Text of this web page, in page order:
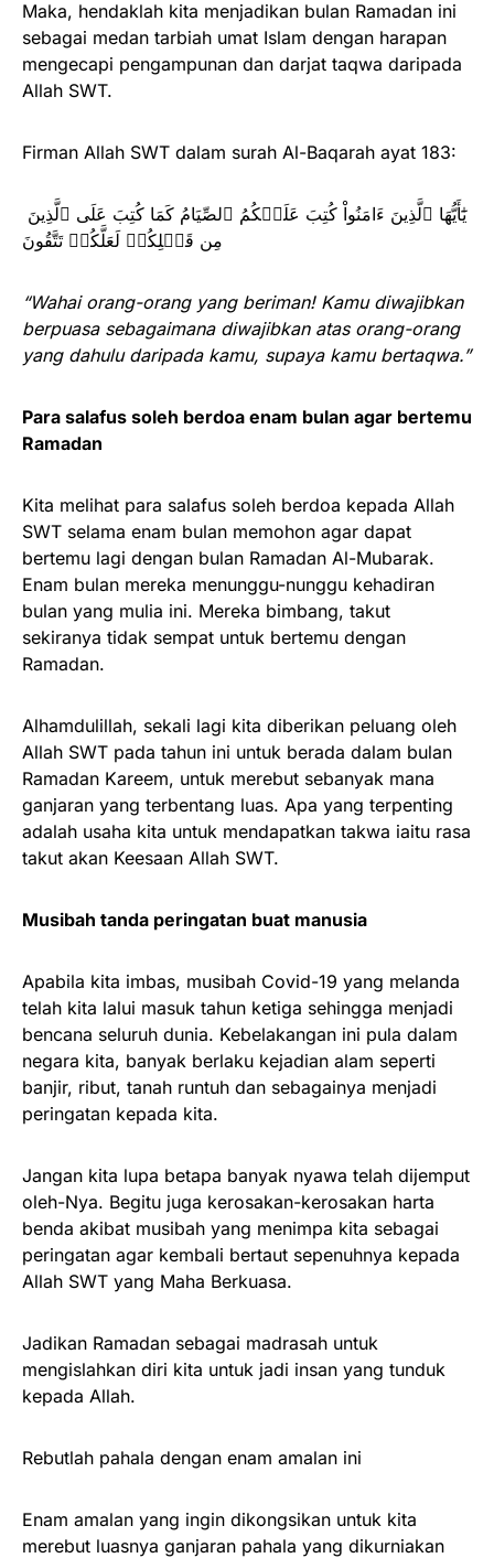
Maka, hendaklah kita menjadikan bulan Ramadan ini
sebagai medan tarbiah umat Islam dengan harapan
mengecapi pengampunan dan darjat taqwa daripada
Allah SWT.
Firman Allah SWT dalam surah Al-Baqarah ayat 183:
مِن قَبۡلِكُمۡ لَعَلَّكُمۡ تَتَّقُونَ
“Wahai orang-orang yang beriman! Kamu diwajibkan
berpuasa sebagaimana diwajibkan atas orang-orang
yang dahulu daripada kamu, supaya kamu bertaqwa.”
Para salafus soleh berdoa enam bulan agar bertemu
Ramadan
Kita melihat para salafus soleh berdoa kepada Allah
SWT selama enam bulan memohon agar dapat
bertemu lagi dengan bulan Ramadan Al-Mubarak.
Enam bulan mereka menunggu-nunggu kehadiran
bulan yang mulia ini. Mereka bimbang, takut
sekiranya tidak sempat untuk bertemu dengan
Ramadan.
Alhamdulillah, sekali lagi kita diberikan peluang oleh
Allah SWT pada tahun ini untuk berada dalam bulan
Ramadan Kareem, untuk merebut sebanyak mana
ganjaran yang terbentang luas. Apa yang terpenting
adalah usaha kita untuk mendapatkan takwa iaitu rasa
takut akan Keesaan Allah SWT.
Musibah tanda peringatan buat manusia
Apabila kita imbas, musibah Covid-19 yang melanda
telah kita lalui masuk tahun ketiga sehingga menjadi
bencana seluruh dunia. Kebelakangan ini pula dalam
negara kita, banyak berlaku kejadian alam seperti
banjir, ribut, tanah runtuh dan sebagainya menjadi
peringatan kepada kita.
Jangan kita lupa betapa banyak nyawa telah dijemput
oleh-Nya. Begitu juga kerosakan-kerosakan harta
benda akibat musibah yang menimpa kita sebagai
peringatan agar kembali bertaut sepenuhnya kepada
Allah SWT yang Maha Berkuasa.
Jadikan Ramadan sebagai madrasah untuk
mengislahkan diri kita untuk jadi insan yang tunduk
kepada Allah.
Rebutlah pahala dengan enam amalan ini
Enam amalan yang ingin dikongsikan untuk kita
merebut luasnya ganjaran pahala yang dikurniakan